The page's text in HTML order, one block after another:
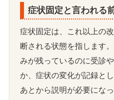
症状固定と言われる
症状固定は、これ以上の
断される状態を指します
みが残っているのに受診
か、症状の変化が記録と
あとから説明が必要にな